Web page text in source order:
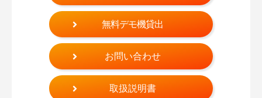
無料デモ機貸出
お問い合わせ
取扱説明書